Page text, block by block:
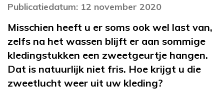
Publicatiedatum: 12 november 2020
Misschien heeft u er soms ook wel last van,
zelfs na het wassen blijft er aan sommige
kledingstukken een zweetgeurtje hangen.
Dat is natuurlijk niet fris. Hoe krijgt u die
zweetlucht weer uit uw kleding?